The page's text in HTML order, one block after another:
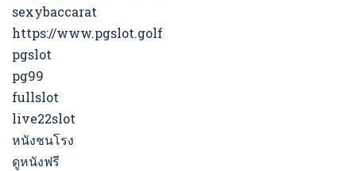
sexybaccarat
https://www.pgslot.golf
pgslot
pg99
fullslot
live22slot
หนังชนโรง
ดูหนังฟรี